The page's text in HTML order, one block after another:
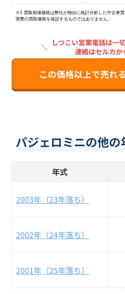
※1 買取相場価格は弊社が独自に統計分析した中古車買
実際の買取価格を保証するものではありません。
＼ しつこい営業電話は一
連絡はセルカか
この価格以上で売れ
パジェロミニの他
年式
2003年（23年落ち）
2002年（24年落ち）
2001年（25年落ち）